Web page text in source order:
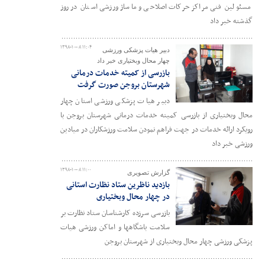
مسئولین فنی مراکز حرکات اصلاحی و ماساژ ورزشی استان در روز
گذشته خبر داد
۱۳۹۸-۱۰-۰۸ ۱۱:۰۴
دبیر هیات پزشکی ورزشی
چهار محال وبختیاری خبر داد
بازرسی از کمیته خدمات درمانی
شهرستان بروجن صورت گرفت
دبیر هیات پزشکی ورزشی استان چهار
محال وبختیاری از بازرسی کمیته خدمات درمانی شهرستان بروجن با
رویکرد ارائه خدمات در جهت فراهم نمودن سلامت ورزشکاران در میادین
ورزشی خبر داد
۱۳۹۸-۱۰-۰۸ ۱۱:۰۰ گزارش تصویری
بازدید ناظرین ستاد نظارت استانی
در چهار محال وبختیاری
بازرسی سرزده کارشناسان ستاد نظارت بر
سلامت باشگاهها و اماکن ورزشی هیات
پزشکی ورزشی چهار محال وبختیاری از شهرستان بروجن